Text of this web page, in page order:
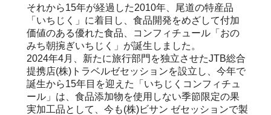
それから15年が経過した2010年、尾道の特産品
「いちじく」に着目し、食品開発をめざして付加
価値のある優れた食品、コンフィチュール「おの
みち朝捥ぎいちじく」が誕生しました。
2024年4月、新たに旅行部門を独立させたJTB総合
提携店(株)トラベルゼセッションを設立し、今年で
誕生から15年目を迎えた「いちじくコンフィチュ
ール」は、食品添加物を使用しない季節限定の果
実加工品として、今も(株)ビサン ゼセッションで製